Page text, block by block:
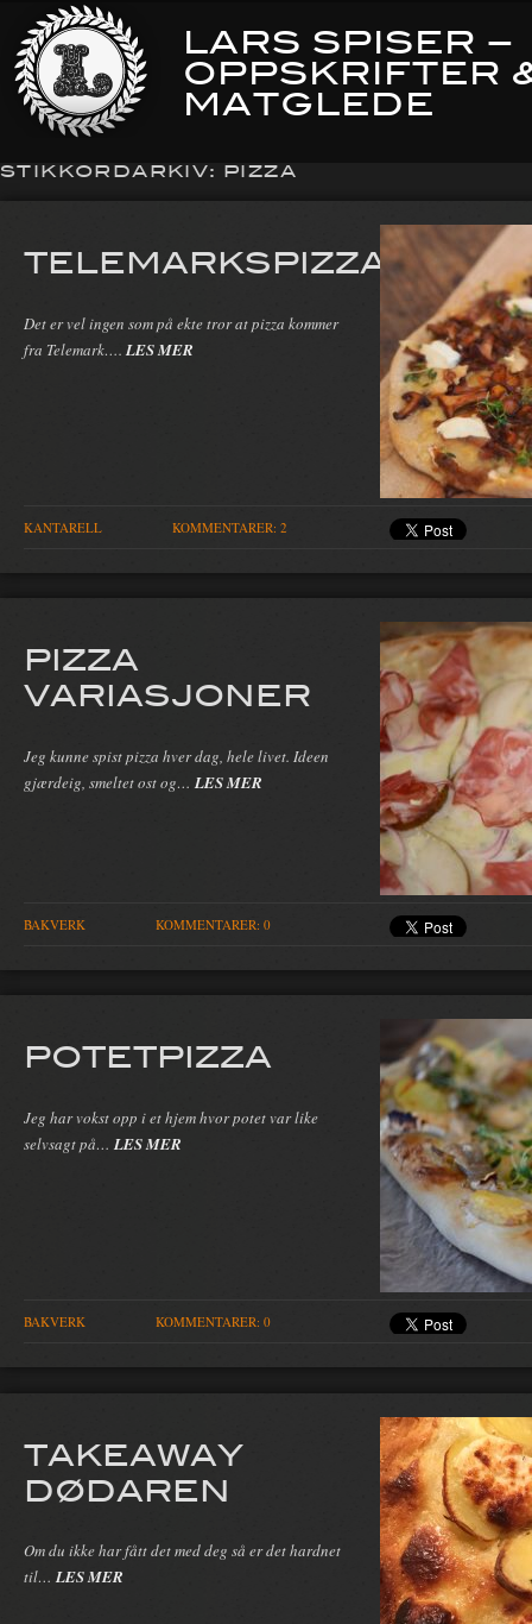
LARS SPISER –
OPPSKRIFTER
MATGLEDE
STIKKORDARKIV: PIZZA
TELEMARKSPIZZA
Det er vel ingen som på ekte tror at pizza kommer
fra Telemark…. LES MER
KANTARELL KOMMENTARER: 2
PIZZA
VARIASJONER
Jeg kunne spist pizza hver dag, hele livet. Ideen
gjærdeig, smeltet ost og… LES MER
BAKVERK KOMMENTARER: 0
POTETPIZZA
Jeg har vokst opp i et hjem hvor potet var like
selvsagt på… LES MER
BAKVERK KOMMENTARER: 0
TAKEAWAY
DØDAREN
Om du ikke har fått det med deg så er det hardnet
til… LES MER